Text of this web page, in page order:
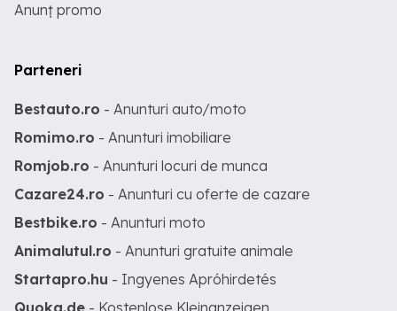
Anunț promo
Parteneri
Bestauto.ro - Anunturi auto/moto
Romimo.ro - Anunturi imobiliare
Romjob.ro - Anunturi locuri de munca
Cazare24.ro - Anunturi cu oferte de cazare
Bestbike.ro - Anunturi moto
Animalutul.ro - Anunturi gratuite animale
Startapro.hu - Ingyenes Apróhirdetés
Quoka.de - Kostenlose Kleinanzeigen